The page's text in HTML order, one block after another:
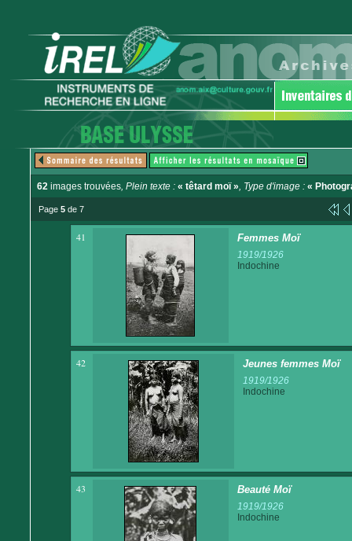
62 images trouvées, Plein texte : « têtard moï », Type d'image : «
Page 5 de 7
41 Femmes Moï
1919/1926
Indochine
42 Jeunes femmes Moï
1919/1926
Indochine
43 Beauté Moï
1919/1926
Indochine